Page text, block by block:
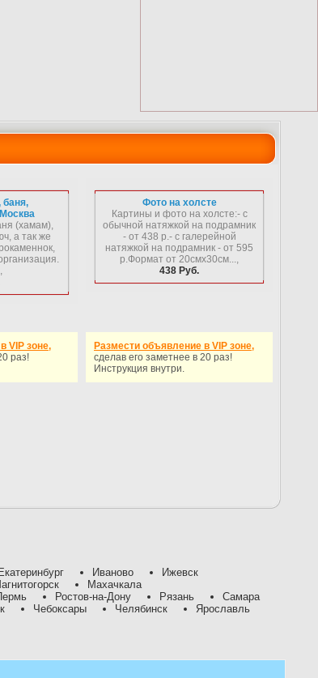
(хамам),
а так же
Фото на холсте
Картины и фото на холсте:- с
обычной натяжкой на подрамник
- от 438 р.- с галерейной
натяжкой на подрамник - от 595
р.Формат от 20смх30см...,
438 Руб.
VIP зоне,
раз!
Размести объявление в VIP зоне,
сделав его заметнее в 20 раз!
Инструкция внутри.
Иваново
Ижевск
Махачкала
Ростов-на-Дону Рязань
Самара
Чебоксары Челябинск
Ярославль